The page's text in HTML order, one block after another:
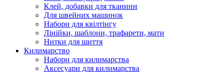
Клей, добавки для тканини
Для швейних машинок
Набори для квілтінгу
Лінійки, шаблони, трафарети, мати
Нитки для шиття
Килимарство
Набори для килимарства
Аксесуари для килимарства